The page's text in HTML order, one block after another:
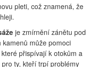
pleti, což znamená, že
je zmírnění zánětu pod
kamenů může pomoci
přispívají k otokům a
ty, kteří trpí problémy